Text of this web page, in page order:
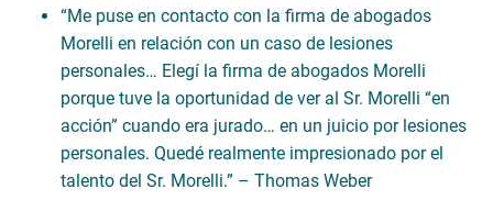
“Me puse en contacto con la firma de abogados
Morelli en relación con un caso de lesiones
personales… Elegí la firma de abogados Morelli
porque tuve la oportunidad de ver al Sr. Morelli “en
acción” cuando era jurado… en un juicio por lesiones
personales. Quedé realmente impresionado por el
talento del Sr. Morelli.” – Thomas Weber